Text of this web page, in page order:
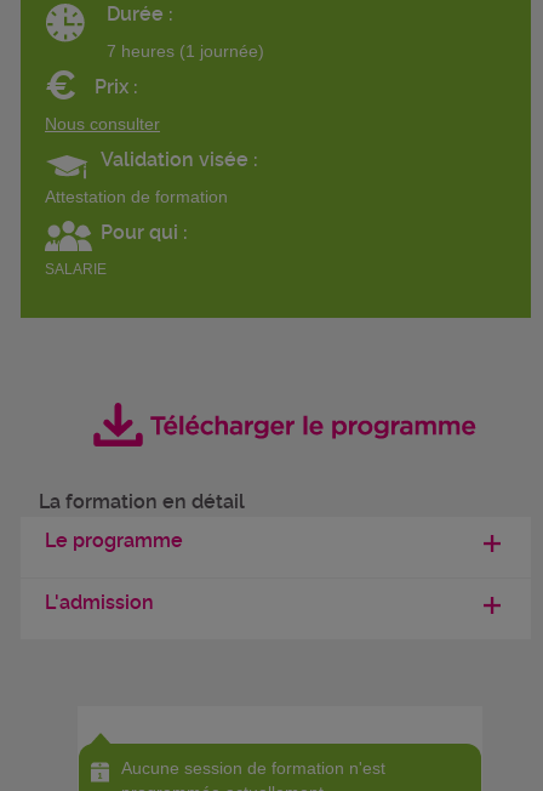
Durée :
7 heures (1 journée)
€ Prix :
Nous consulter
Validation visée :
Attestation de formation
Pour qui :
SALARIE
La formation en détail
Le programme
L'admission
Aucune session de formation n'est